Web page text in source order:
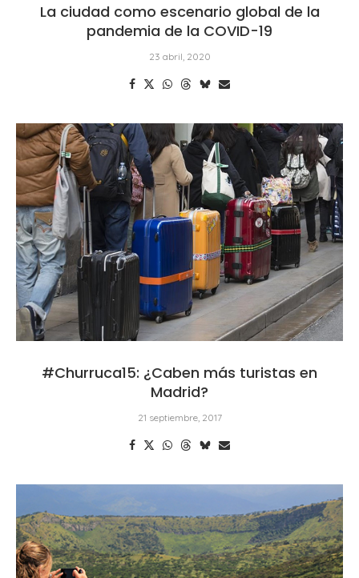
La ciudad como escenario global de la
pandemia de la COVID-19
23 abril, 2020
#Churruca15: ¿Caben más turistas en
Madrid?
21 septiembre, 2017